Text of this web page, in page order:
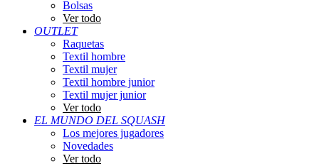
Bolsas
Ver todo
OUTLET
Raquetas
Textil hombre
Textil mujer
Textil hombre junior
Textil mujer junior
Ver todo
EL MUNDO DEL SQUASH
Los mejores jugadores
Novedades
Ver todo